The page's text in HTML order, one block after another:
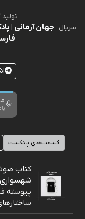
تولید
سریال : جهان آرمانی |
قسمت‌های پادکست
کتاب
پیوسته